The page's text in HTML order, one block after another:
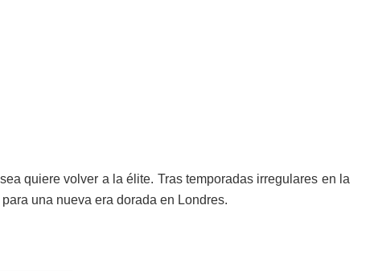
quiere volver a la élite. Tras temporadas irregulares en la
una nueva era dorada en Londres.